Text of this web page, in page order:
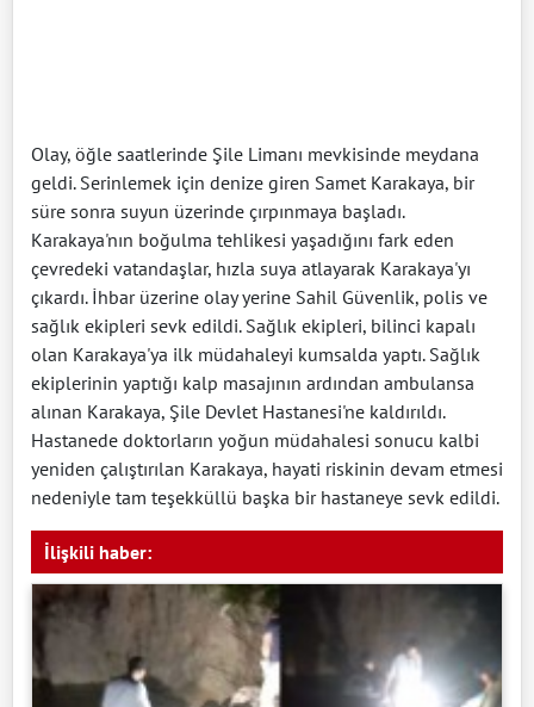
Olay, öğle saatlerinde Şile Limanı mevkisinde meydana
geldi. Serinlemek için denize giren Samet Karakaya, bir
süre sonra suyun üzerinde çırpınmaya başladı.
Karakaya'nın boğulma tehlikesi yaşadığını fark eden
çevredeki vatandaşlar, hızla suya atlayarak Karakaya'yı
çıkardı. İhbar üzerine olay yerine Sahil Güvenlik, polis ve
sağlık ekipleri sevk edildi. Sağlık ekipleri, bilinci kapalı
olan Karakaya'ya ilk müdahaleyi kumsalda yaptı. Sağlık
ekiplerinin yaptığı kalp masajının ardından ambulansa
alınan Karakaya, Şile Devlet Hastanesi'ne kaldırıldı.
Hastanede doktorların yoğun müdahalesi sonucu kalbi
yeniden çalıştırılan Karakaya, hayati riskinin devam etmesi
nedeniyle tam teşekküllü başka bir hastaneye sevk edildi.
İlişkili haber: